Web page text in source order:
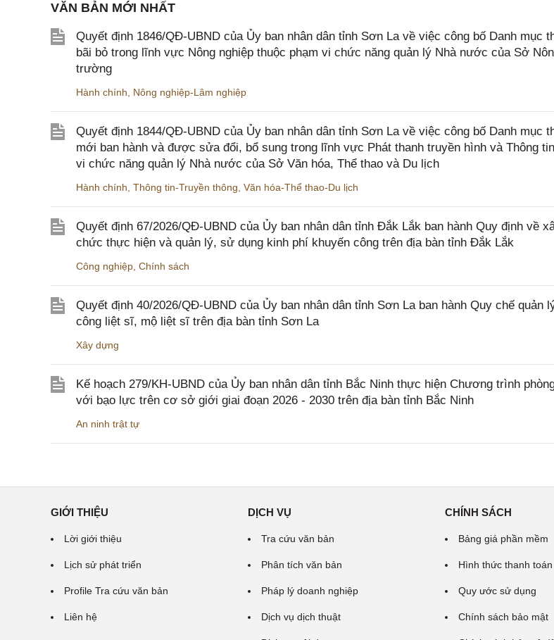
VĂN BẢN MỚI NHẤT
Quyết định 1846/QĐ-UBND của Ủy ban nhân dân tỉnh Sơn La về việc công bố Danh mục
bãi bỏ trong lĩnh vực Nông nghiệp thuộc phạm vi chức năng quản lý Nhà nước của Sở
trường
Hành chính Nông nghiệp-Lâm nghiệp
Quyết định 1844/QĐ-UBND của Ủy ban nhân dân tỉnh Sơn La về việc công bố Danh mục
mới ban hành và được sửa đổi, bổ sung trong lĩnh vực Phát thanh truyền hình và Thông
vi chức năng quản lý Nhà nước của Sở Văn hóa, Thể thao và Du lịch
Hành chính Thông tin-Truyền thông Văn hóa-Thể thao-Du lịch
Quyết định 67/2026/QĐ-UBND của Ủy ban nhân dân tỉnh Đắk Lắk ban hành Quy định về
chức thực hiện và quản lý, sử dụng kinh phí khuyến công trên địa bàn tỉnh Đắk Lắk
Công nghiệp Chính sách
Quyết định 40/2026/QĐ-UBND của Ủy ban nhân dân tỉnh Sơn La ban hành Quy chế quản
công liệt sĩ, mộ liệt sĩ trên địa bàn tỉnh Sơn La
Xây dựng
Kế hoạch 279/KH-UBND của Ủy ban nhân dân tỉnh Bắc Ninh thực hiện Chương trình
với bạo lực trên cơ sở giới giai đoạn 2026 - 2030 trên địa bàn tỉnh Bắc Ninh
An ninh trật tự
GIỚI THIỆU
Lời giới thiệu
Lịch sử phát triển
Profile Tra cứu văn bản
Liên hệ
DỊCH VỤ
Tra cứu văn bản
Phân tích văn bản
Pháp lý doanh nghiệp
Dịch vụ dịch thuật
CHÍNH SÁCH
Bảng giá phần mềm
Hình thức thanh toán
Quy ước sử dụng
Chính sách bảo mật